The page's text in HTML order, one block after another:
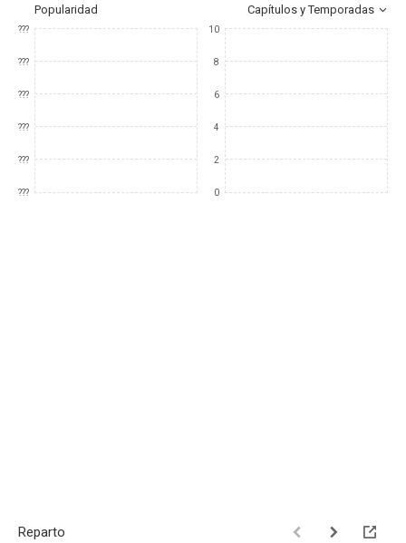
Popularidad Capítulos y Temporadas
???
???
???
???
???
???
10
8
6
4
2
0
Reparto